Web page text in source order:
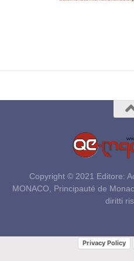
Copyright © 2021 Editore:
MONACO, Principauté de
diritti
Privacy Policy